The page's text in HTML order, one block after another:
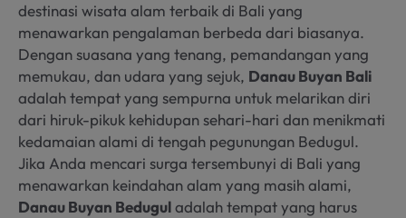
destinasi wisata alam terbaik di Bali yang
menawarkan pengalaman berbeda dari biasanya.
Dengan suasana yang tenang, pemandangan yang
memukau, dan udara yang sejuk, Danau Buyan Bali
adalah tempat yang sempurna untuk melarikan diri
dari hiruk-pikuk kehidupan sehari-hari dan menikmati
kedamaian alami di tengah pegunungan Bedugul.
Jika Anda mencari surga tersembunyi di Bali yang
menawarkan keindahan alam yang masih alami,
Danau Buyan Beduguladalah tempat yang harus